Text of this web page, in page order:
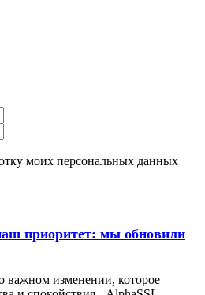
моих персональных данных
приоритет: мы обновили
важном изменении, которое